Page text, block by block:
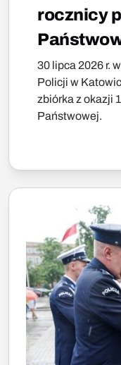
rocznicy
30 lipca 2026 r.
Policji w
zbiórka z okazji
Państwowej.